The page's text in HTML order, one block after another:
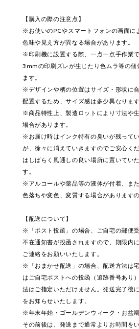
【購入の際の注意点】
※お使いのPCやスマートフォンの画面に
色味や見え方が異なる場合があります。
※印刷機に設置する際、一点一点手作業
3mmの印刷ズレが生じたり色ムラ等の個
ます。
※デザインや柄の位置はサイズ・形状に
配置するため、サイズ感は多少異なります
※商品特性上、製造ロットにより寸法や
場合があります。
※お届け時はインク特有の臭いが残って
が、徐々に消えていきますのでご安心く
はしばらく風通しの良い場所に置いてい
す。
※アルコールや薬品等の液体が付着、ま
色落ちや変色、変質する場合があります
【配送について】
※「ポスト投函」の場合、ご自宅の郵便
不在通知書が投函されますので、期限内
ご連絡をお願いいたします。
※「おまかせ配送」の場合、配送方法は
はご自宅ポストへの投函（追跡番号あり
法はご指定いただけません。発送完了後
をお知らせいたします。
※年末年始・ゴールデンウィーク・お盆
その前後は、発送まで通常よりお時間を